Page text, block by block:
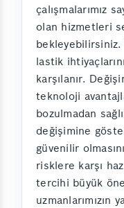
çalışmalarımız
olan hizmetleri
bekleyebilirsiniz.
lastik
karşılanır.
teknoloji
bozulmadan
değişimine
güvenilir
risklere karşı
tercihi büyük
uzmanlarımızın